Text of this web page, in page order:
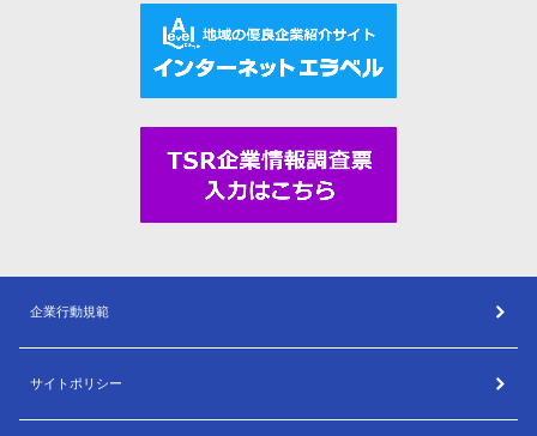
企業行動規範
サイトポリシー